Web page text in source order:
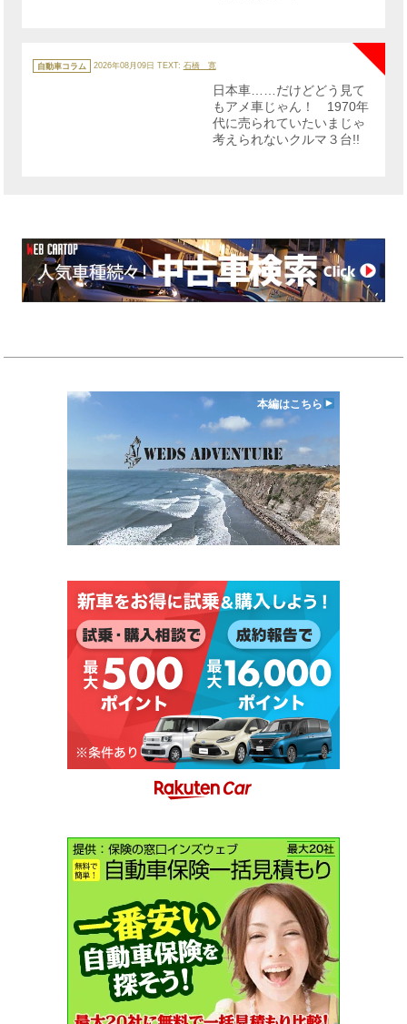
テ
ゴ
自動車コラム 2026年08月09日 TEXT: 石橋 寛
日本車……だけどどう見て
もアメ車じゃん！ 1970年
代に売られていたいまじゃ
考えられないクルマ３台!!
本編はこちら